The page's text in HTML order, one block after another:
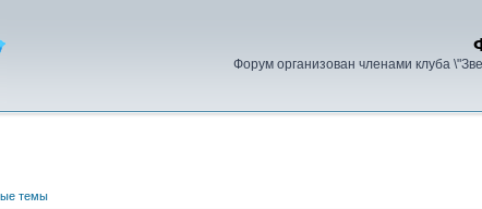
Форум организован членами клуба
темы